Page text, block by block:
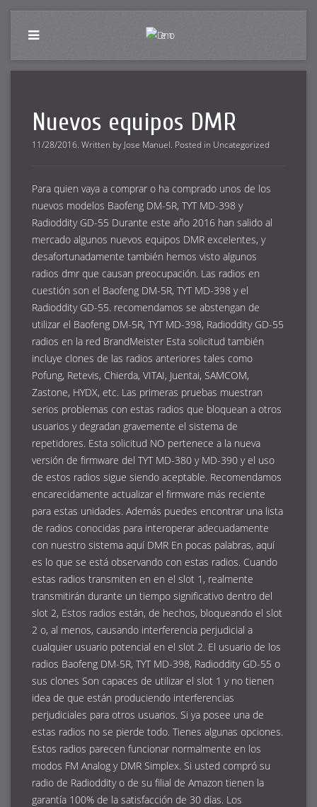
Nuevos equipos DMR
11/28/2016. Written by Jose Manuel. Posted in Uncategorized
Para quien vaya a comprar o ha comprado unos de los
nuevos modelos Baofeng DM-5R, TYT MD-398 y
Radioddity GD-55 Durante este año 2016 han salido al
mercado algunos nuevos equipos DMR excelentes, y
desafortunadamente también hemos visto algunos
radios dmr que causan preocupación. Las radios en
cuestión son el Baofeng DM-5R, TYT MD-398 y el
Radioddity GD-55. recomendamos se abstengan de
utilizar el Baofeng DM-5R, TYT MD-398, Radioddity GD-55
radios en la red BrandMeister Esta solicitud también
incluye clones de las radios anteriores tales como
Pofung, Retevis, Chierda, VITAI, Juentai, SAMCOM,
Zastone, HYDX, etc. Las primeras pruebas muestran
serios problemas con estas radios que bloquean a otros
usuarios y degradan gravemente el sistema de
repetidores. Esta solicitud NO pertenece a la nueva
versión de firmware del TYT MD-380 y MD-390 y el uso
de estos radios sigue siendo aceptable. Recomendamos
encarecidamente actualizar el firmware más reciente
para estas unidades. Además puedes encontrar una lista
de radios conocidas para interoperar adecuadamente
con nuestro sistema aquí DMR En pocas palabras, aquí
es lo que se está observando con estas radios. Cuando
estas radios transmiten en en el slot 1, realmente
transmitirán durante un tiempo significativo dentro del
slot 2, Estos radios están, de hechos, bloqueando el slot
2 o, al menos, causando interferencia perjudicial a
cualquier usuario potencial en el slot 2. El usuario de los
radios Baofeng DM-5R, TYT MD-398, Radioddity GD-55 o
sus clones Son capaces de utilizar el slot 1 y no tienen
idea de que están produciendo interferencias
perjudiciales para otros usuarios. Si ya posee una de
estas radios no se pierde todo. Tienes algunas opciones.
Estos radios parecen funcionar normalmente en los
modos FM Analog y DMR Simplex. Si usted compró su
radio de Radioddity o de su filial de Amazon tienen la
garantía 100% de la satisfacción de 30 días. Los